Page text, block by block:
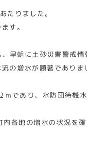
りました。
す。
早朝に土砂災害警戒
の増水が顕著でありま
であり、水防団待機
各地の増水の状況を